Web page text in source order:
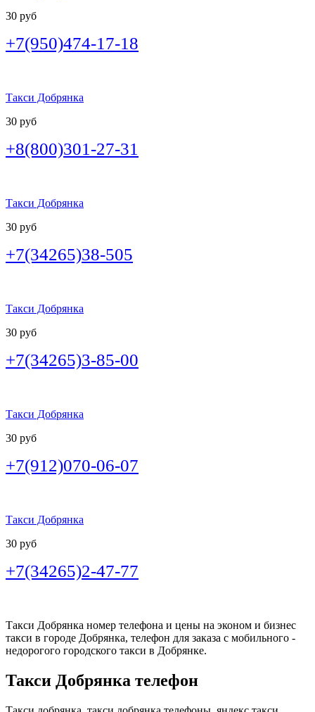
30 руб
+7(950)474-17-18
Такси Добрянка
30 руб
+8(800)301-27-31
Такси Добрянка
30 руб
+7(34265)38-505
Такси Добрянка
30 руб
+7(34265)3-85-00
Такси Добрянка
30 руб
+7(912)070-06-07
Такси Добрянка
30 руб
+7(34265)2-47-77
Такси Добрянка номер телефона и цены на эконом и бизнес
такси в городе Добрянка, телефон для заказа с мобильного -
недорогого городского такси в Добрянке.
Такси Добрянка телефон